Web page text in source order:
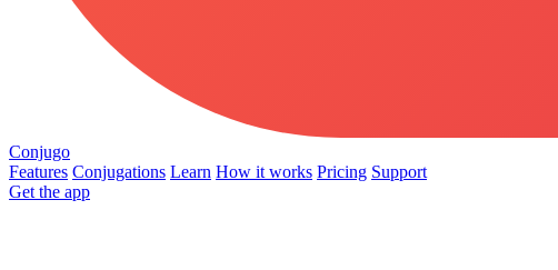
Conjugo
Features Conjugations Learn How it works Pricing Support
Get the app